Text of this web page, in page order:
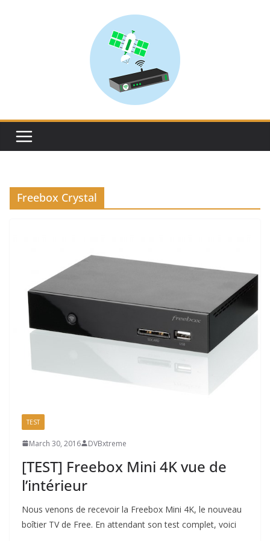
Freebox Crystal
TEST
March 30, 2016 DVBxtreme
[TEST] Freebox Mini 4K vue de
l’intérieur
Nous venons de recevoir la Freebox Mini 4K, le nouveau
boîtier TV de Free. En attendant son test complet, voici